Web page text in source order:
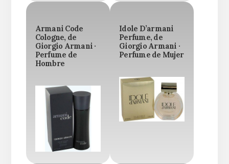
Armani Code
Cologne, de
Giorgio Armani ·
Perfume de
Hombre
Idole D’armani
Perfume, de
Giorgio Armani ·
Perfume de Mujer